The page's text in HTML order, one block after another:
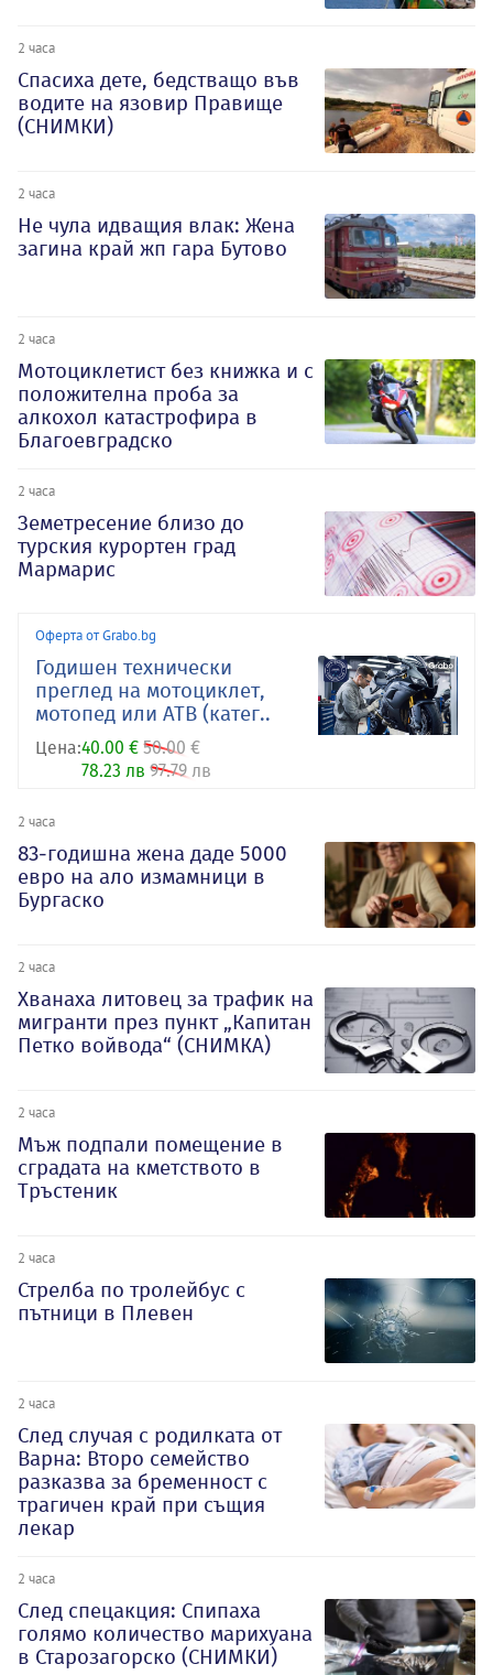
2 часа
Спасиха дете, бедстващо във
водите на язовир Правище
(СНИМКИ)
2 часа
Не чула идващия влак: Жена
загина край жп гара Бутово
2 часа
Мотоциклетист без книжка и с
положителна проба за
алкохол катастрофира в
Благоевградско
2 часа
Земетресение близо до
турския курортен град
Мармарис
Оферта от Grabo.bg
Годишен технически
преглед на мотоциклет,
мотопед или АТВ (катег..
Цена:40.00 € 50.00 €
78.23 лв 97.79 лв
2 часа
83-годишна жена даде 5000
евро на ало измамници в
Бургаско
2 часа
Хванаха литовец за трафик на
мигранти през пункт „Капитан
Петко войвода“ (СНИМКА)
2 часа
Мъж подпали помещение в
сградата на кметството в
Тръстеник
2 часа
Стрелба по тролейбус с
пътници в Плевен
2 часа
След случая с родилката от
Варна: Второ семейство
разказва за бременност с
трагичен край при същия
лекар
2 часа
След спецакция: Спипаха
голямо количество марихуана
в Старозагорско (СНИМКИ)